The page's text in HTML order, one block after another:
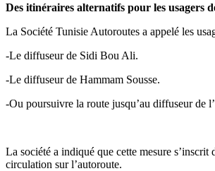
Des itinéraires alternatifs pour les usagers
La Société Tunisie Autoroutes a appelé les
-Le diffuseur de Sidi Bou Ali.
-Le diffuseur de Hammam Sousse.
-Ou poursuivre la route jusqu’au diffuseur de
La société a indiqué que cette mesure
circulation sur l’autoroute.